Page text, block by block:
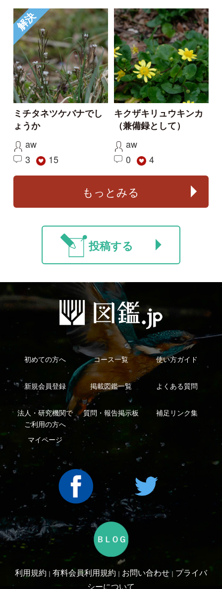
初めての方へ コース一覧 使い方ガイド
新規会員登録 掲載図鑑一覧 よくある質問
法人・研究機関で
ご利用の方へ
質問・報告掲示板 補足リンク集
有料会員利用規約｜お問い合わせ
プライバ
ープ
Copyright ©2016 Yama-kei Publishers co.,Ltd.
An impress Group Company. All rights reserved.